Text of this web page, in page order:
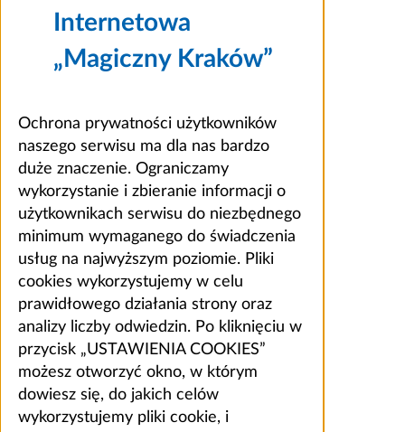
Internetowa
„Magiczny Kraków”
Ochrona prywatności użytkowników
naszego serwisu ma dla nas bardzo
duże znaczenie. Ograniczamy
wykorzystanie i zbieranie informacji o
użytkownikach serwisu do niezbędnego
minimum wymaganego do świadczenia
usług na najwyższym poziomie. Pliki
cookies wykorzystujemy w celu
prawidłowego działania strony oraz
analizy liczby odwiedzin. Po kliknięciu w
przycisk „USTAWIENIA COOKIES”
możesz otworzyć okno, w którym
dowiesz się, do jakich celów
wykorzystujemy pliki cookie, i